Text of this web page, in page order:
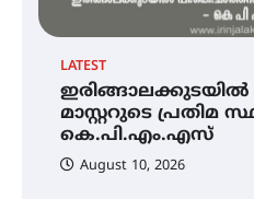
LATEST
മാസ്റ്ററുടെ പ്രതിമ
കെ.പി.എം.എസ്
August 10, 2026
ചാത്തൻ